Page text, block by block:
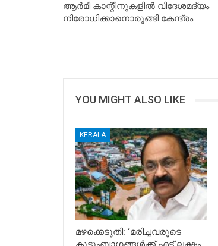
ആര്‍മി കാന്റീനുകളില്‍ വിദേശമദ്യം
നിരോധിക്കാനൊരുങ്ങി കേന്ദ്രം
YOU MIGHT ALSO LIKE
KERALA
മഴക്കെടുതി: ‘മരിച്ചവരുടെ